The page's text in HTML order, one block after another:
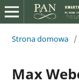
Strona domowa /
Max